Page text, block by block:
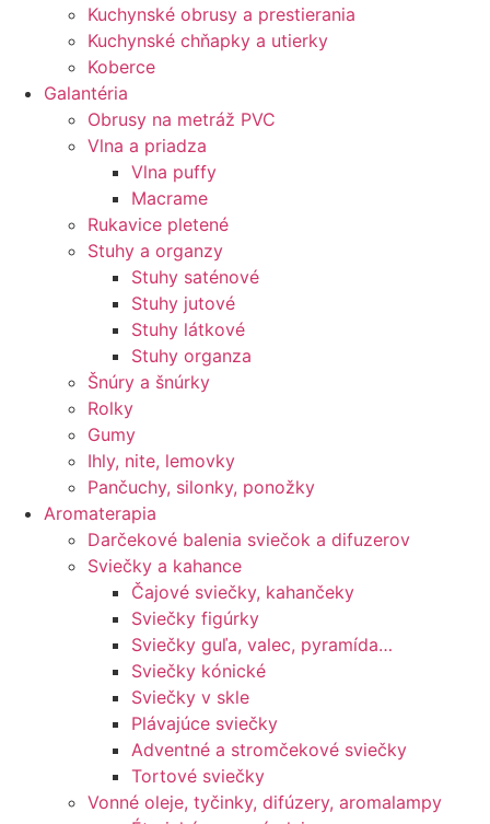
Kuchynské obrusy a prestierania
Kuchynské chňapky a utierky
Koberce
Galantéria
Obrusy na metráž PVC
Vlna a priadza
Vlna puffy
Macrame
Rukavice pletené
Stuhy a organzy
Stuhy saténové
Stuhy jutové
Stuhy látkové
Stuhy organza
Šnúry a šnúrky
Rolky
Gumy
Ihly, nite, lemovky
Pančuchy, silonky, ponožky
Aromaterapia
Darčekové balenia sviečok a difuzerov
Sviečky a kahance
Čajové sviečky, kahančeky
Sviečky figúrky
Sviečky guľa, valec, pyramída…
Sviečky kónické
Sviečky v skle
Plávajúce sviečky
Adventné a stromčekové sviečky
Tortové sviečky
Vonné oleje, tyčinky, difúzery, aromalampy